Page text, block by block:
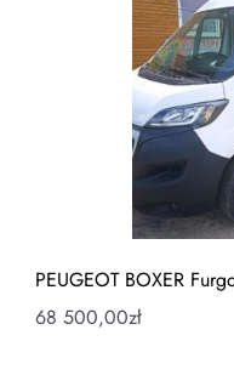
PEUGEOT BOXER
68 500,00zł